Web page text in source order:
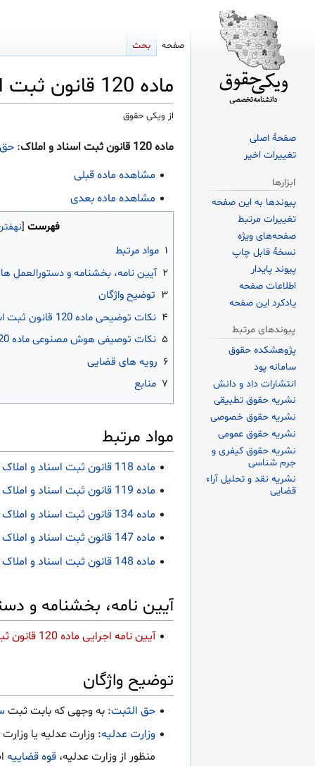
ماده 120 قانون ثبت اسناد و املاک
از ویکی حقوق
پرش
ناوبری
پرش
جستجو
ماده 120 قانون ثبت اسناد و املاک :
مشاهده ماده قبلی
مشاهده ماده بعدی
فهرست
۱ مواد مرتبط
۲ آیین نامه، بخشنامه و دستورالعمل
۳ توضیح واژگان
۴ نکات توضیحی ماده 120 قانون ثبت اسناد و املاک
۵ نکات توصیفی هوش مصنوعی ماده 120 قانون ثبت اسناد و املاک
۶ رویه های قضایی
۷ منابع
مواد مرتبط
ماده 118 قانون ثبت اسناد و املاک
ماده 119 قانون ثبت اسناد و املاک
ماده 134 قانون ثبت اسناد و املاک
ماده 147 قانون ثبت اسناد و املاک
ماده 148 قانون ثبت اسناد و املاک
آیین نامه، بخشنامه و
آیین نامه اجرایی ماده 120 قانون ثبت اسناد و املاک مصوب 1325
توضیح واژگان
حق الثبت: به وجهی که بابت ثبت
وزارت عدلیه: وزارت عدلیه یا
منظور از وزارت عدلیه، قوه قضاییه
صفحه بحث
صفحهٔ اصلی
تغییرات اخیر
ابزارها
پیوندها به این صفحه
تغییرات مرتبط
صفحه‌های ویژه
نسخهٔ قابل چاپ
پیوند پایدار
اطلاعات صفحه
یادکرد این صفحه
پیوندهای مرتبط
پژوهشکده حقوق
سامانه پود
انتشارات داد و دانش
نشریه حقوق تطبیقی
نشریه حقوق خصوصی
نشریه حقوق عمومی
نشریه حقوق کیفری و
جرم شناسی
نشریه نقد و تحلیل آراء
قضایی